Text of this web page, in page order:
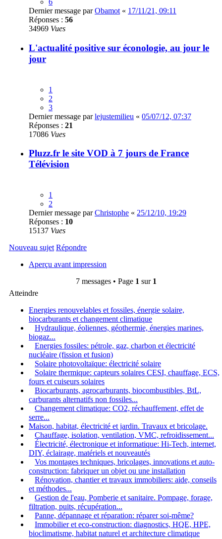
6
Dernier message parObamot « 17/11/21, 09:11
Réponses : 56
34969 Vues
L'actualité positive sur éconologie, au jour le
jour
1
2
3
Dernier message parlejustemilieu « 05/07/12, 07:37
Réponses : 21
17086 Vues
Pluzz.fr le site VOD à 7 jours de France
Télévision
1
2
Dernier message parChristophe « 25/12/10, 19:29
Réponses : 10
15137 Vues
Nouveau sujet Répondre
Aperçu avant impression
7 messages • Page 1 sur 1
Atteindre
Energies renouvelables et fossiles, énergie solaire,
biocarburants et changement climatique
Hydraulique, éoliennes, géothermie, énergies marines,
biogaz...
Energies fossiles: pétrole, gaz, charbon et électricité
nucléaire (fission et fusion)
Solaire photovoltaïque: électricité solaire
Solaire thermique: capteurs solaires CESI, chauffage, ECS,
fours et cuiseurs solaires
Biocarburants, agrocarburants, biocombustibles, BtL,
carburants alternatifs non fossiles...
Changement climatique: CO2, réchauffement, effet de
serre...
Maison, habitat, électricité et jardin. Travaux et bricolage.
Chauffage, isolation, ventilation, VMC, refroidissement...
Électricité, électronique et informatique: Hi-Tech, internet,
DIY, éclairage, matériels et nouveautés
Vos montages techniques, bricolages, innovations et auto-
construction: fabriquer un objet ou une installation
Rénovation, chantier et travaux immobiliers: aide, conseils
et méthodes...
Gestion de l'eau, Pomberie et sanitaire. Pompage, forage,
filtration, puits, récupération...
Panne, dépannage et réparation: réparer soi-même?
Immobilier et eco-construction: diagnostics, HQE, HPE,
bioclimatisme, habitat naturel et architecture climatique